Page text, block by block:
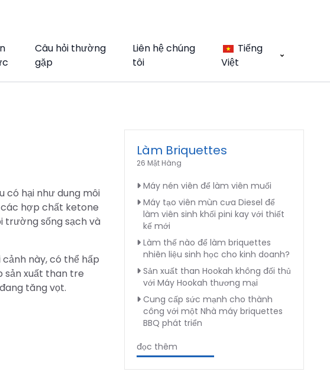
Câu hỏi thường
gặp
Liên hệ chúng
tôi
Tiếng
Việt
có hại như dung môi
hợp chất ketone
trường sống sạch và
này, có thể hấp
sản xuất than tre
tăng vọt.
Làm Briquettes
26 Mặt Hàng
Máy nén viên để làm viên muối
Máy tạo viên mùn cưa Diesel để
làm viên sinh khối pini kay với thiết
kế mới
Làm thế nào để làm briquettes
nhiên liệu sinh học cho kinh doanh?
Sản xuất than Hookah không đối thủ
với Máy Hookah thương mại
Cung cấp sức mạnh cho thành
công với một Nhà máy briquettes
BBQ phát triển
đọc thêm